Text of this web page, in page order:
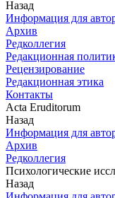
Назад
Информация для
Архив
Редколлегия
Редакционная
Рецензирование
Редакционная этика
Контакты
Acta Eruditorum
Назад
Информация для
Архив
Редколлегия
Психологические
Назад